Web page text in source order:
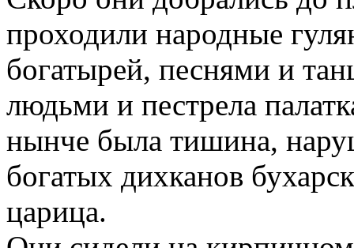
проходили народные
богатырей, песнями и
людьми и пестрела
нынче была тишина,
богатых дихканов
царица.